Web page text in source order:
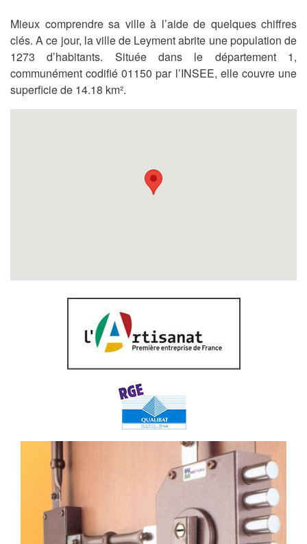
Mieux comprendre sa ville à l’aide de quelques chiffres
clés. A ce jour, la ville de Leyment abrite une population de
1273 d’habitants. Située dans le département 1,
communément codifié 01150 par l’INSEE, elle couvre une
superficie de 14.18 km².